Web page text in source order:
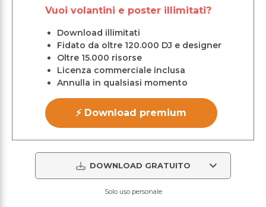
Vuoi volantini e poster illimitati?
Download illimitati
Fidato da oltre 120.000 DJ e designer
Oltre 15.000 risorse
Licenza commerciale inclusa
Annulla in qualsiasi momento
⚡ Download premium
DOWNLOAD GRATUITO
Solo uso personale